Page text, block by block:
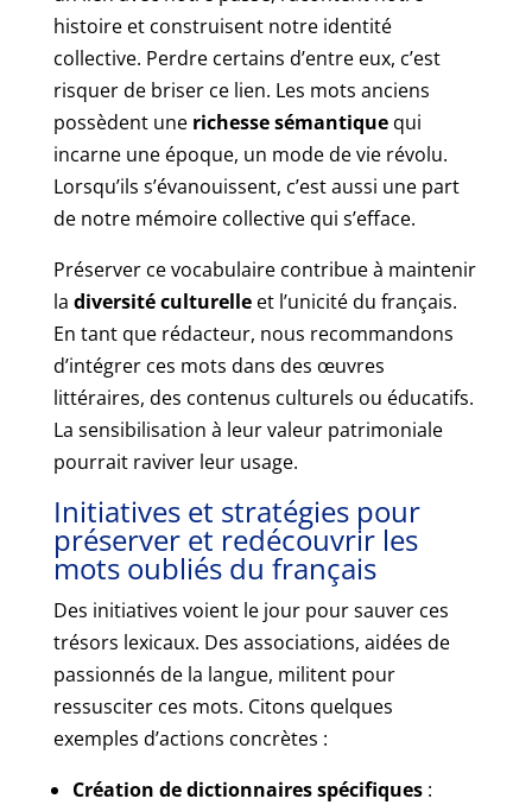
histoire et construisent notre identité
collective. Perdre certains d’entre eux, c’est
risquer de briser ce lien. Les mots anciens
possèdent une richesse sémantiquequi
incarne une époque, un mode de vie révolu.
Lorsqu’ils s’évanouissent, c’est aussi une part
de notre mémoire collective qui s’efface.
Préserver ce vocabulaire contribue à maintenir
la diversité culturelleet l’unicité du français.
En tant que rédacteur, nous recommandons
d’intégrer ces mots dans des œuvres
littéraires, des contenus culturels ou éducatifs.
La sensibilisation à leur valeur patrimoniale
pourrait raviver leur usage.
Initiatives et stratégies pour
préserver et redécouvrir les
mots oubliés du français
Des initiatives voient le jour pour sauver ces
trésors lexicaux. Des associations, aidées de
passionnés de la langue, militent pour
ressusciter ces mots. Citons quelques
exemples d’actions concrètes :
Création de dictionnaires spécifiques: